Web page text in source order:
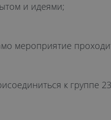
и идеями;
мероприятие
к группе